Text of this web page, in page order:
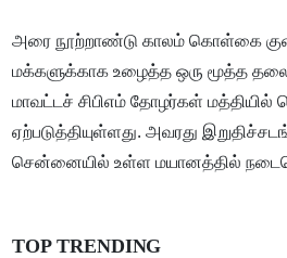
அரை நூற்றாண்டு காலம் கொள்கை
மக்களுக்காக உழைத்த ஒரு மூத்த
மாவட்டச் சிபிஎம் தோழர்கள்
ஏற்படுத்தியுள்ளது. அவரது
சென்னையில் உள்ள மயானத்தில்
TOP TRENDING